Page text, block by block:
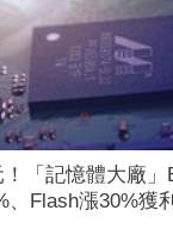
！「記憶體大廠
Flash漲30%獲